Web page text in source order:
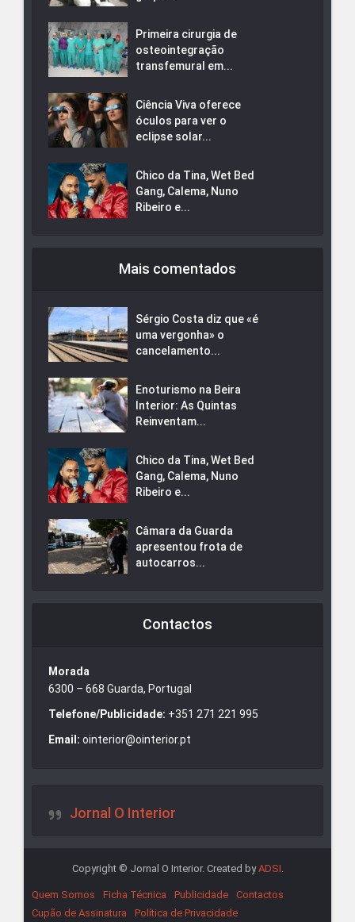
Primeira cirurgia de
osteointegração
transfemural em...
Ciência Viva oferece
óculos para ver o
eclipse solar...
Chico da Tina, Wet Bed
Gang, Calema, Nuno
Ribeiro e...
Mais comentados
Sérgio Costa diz que «é
uma vergonha» o
cancelamento...
Enoturismo na Beira
Interior: As Quintas
Reinventam...
Chico da Tina, Wet Bed
Gang, Calema, Nuno
Ribeiro e...
Câmara da Guarda
apresentou frota de
autocarros...
Contactos
Morada
6300 – 668 Guarda, Portugal
Telefone/Publicidade: +351 271 221 995
Email: ointerior@ointerior.pt
Jornal O Interior
Copyright © Jornal O Interior. Created byADSI
Quem Somos Ficha Técnica Publicidade
Contactos
Cupão de Assinatura
Política de Privacidade